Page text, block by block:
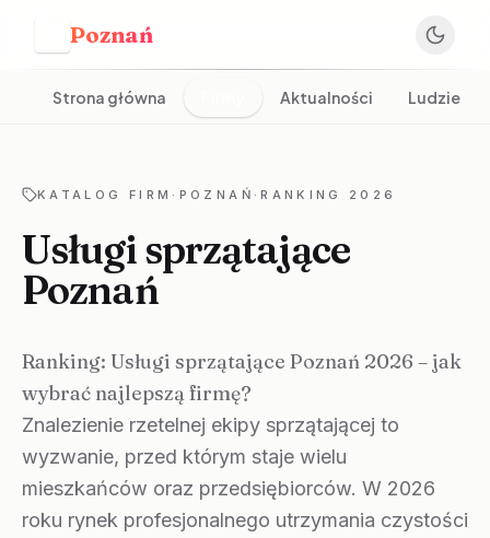
Poznań
Strona główna Aktualności Ludzie
KATALOG FIRM · POZNAŃ ·RANKING 2026
Usługi sprzątające
Poznań
Ranking: Usługi sprzątające Poznań 2026 – jak
wybrać najlepszą firmę?
Znalezienie rzetelnej ekipy sprzątającej to
wyzwanie, przed którym staje wielu
mieszkańców oraz przedsiębiorców. W 2026
roku rynek profesjonalnego utrzymania czystości